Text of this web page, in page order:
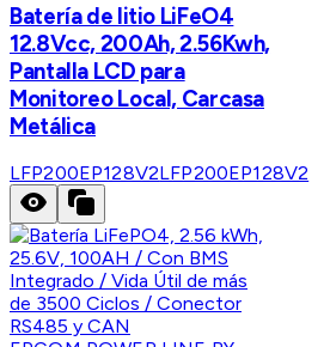
Batería de litio LiFeO4
12.8Vcc, 200Ah, 2.56Kwh,
Pantalla LCD para
Monitoreo Local, Carcasa
Metálica
LFP200EP128V2LFP200EP128V2